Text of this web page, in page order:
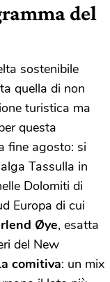
del
sostenibile
quella di non
turistica ma
questa
fine agosto: si
Tassulla in
Dolomiti di
Europa di cui
Øye, esatta
del New
comitiva: un mix